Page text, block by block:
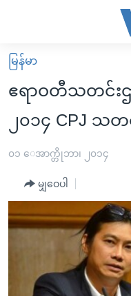
လွယ်ကူ
စေ
Link
များ
အကြောင်းအရာ
သို့
မူလစာမျက်နှာ
မြန်မာ
ကမ္ဘာ့သတင်းများ
နိုင်ငံတကာ
အစ္စရေး-ပါလက်စတိုင်း
ရပ်ဝန်းတခု လမ်းတခု အ
အင်္ဂလိပ်စာလေ့လာမယ်
အမေရိကန်သုံးအီဒီယံ
မကြေးမုံရဲ့ အင်္ဂလိပ်စာ
အပတ်စဉ်ကဏ္ဍများ
ရေဒီယို
ရေဒီယိုနှင့်ရုပ်သံ အချက်အ
မြန်မာ
ဧရာဝတီသတင်း
၂၀၁၄ CPJ
၀၁ ေအာက္တိုဘာ၊ ၂၀၁၄
မျှဝေပါ